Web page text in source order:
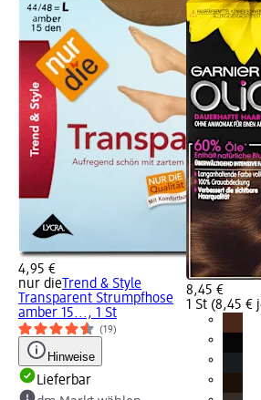
4,95 €
nur die Trend & Style
Transparent Strumpfhose
amber 15..., 1 St
(19)
Hinweise
Lieferbar
8,45 €
1 St (8,45 €